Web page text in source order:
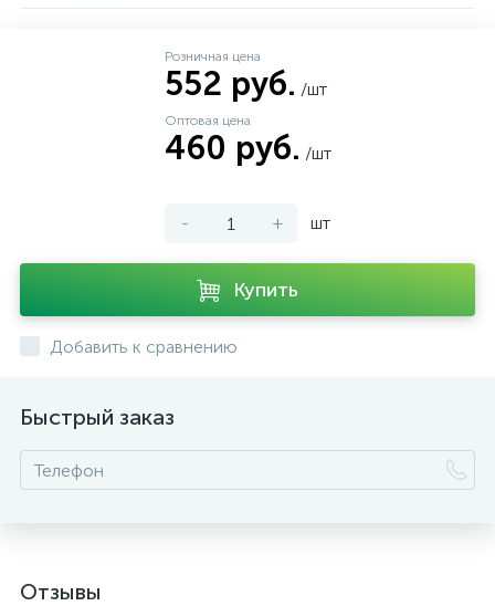
Розничная цена
552 руб. /шт
Оптовая цена
460 руб. /шт
- + шт
Купить
Добавить к сравнению
Быстрый заказ
Отзывы